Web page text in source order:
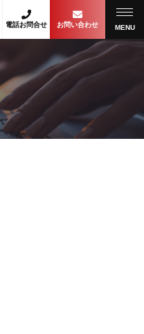
電話お問合せ お問い合わせ MENU